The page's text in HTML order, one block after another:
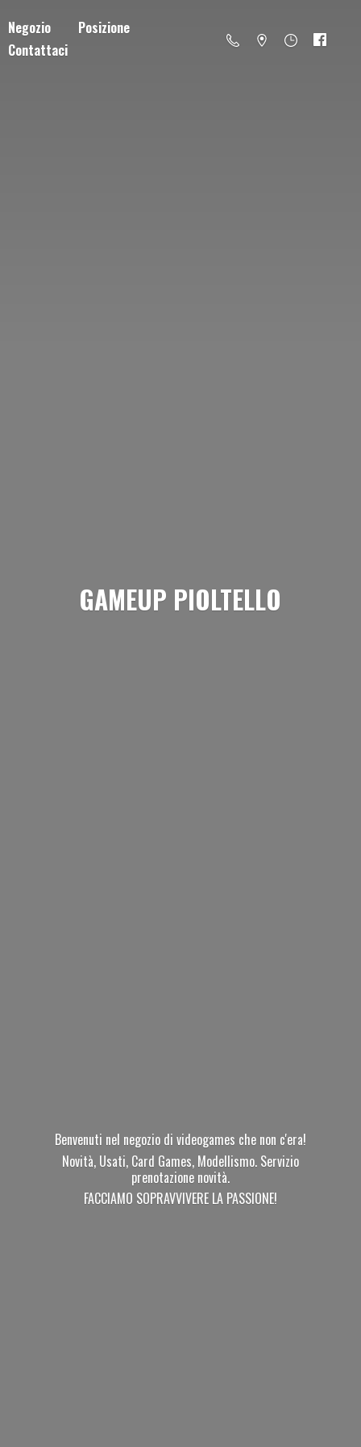
Negozio
Posizione
Contattaci
GAMEUP PIOLTELLO
Benvenuti nel negozio di videogames che non c'era!
Novità, Usati, Card Games, Modellismo. Servizio
prenotazione novità.
FACCIAMO SOPRAVVIVERE LA PASSIONE!